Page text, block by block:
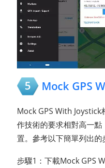
5 Mock GPS
Mock GPS With
作技術的要求相對高一
置。參考以下簡單列出的
步驟1：下載Mock GPS